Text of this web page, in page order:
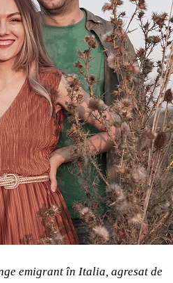
emigrant în Italia, agresat de